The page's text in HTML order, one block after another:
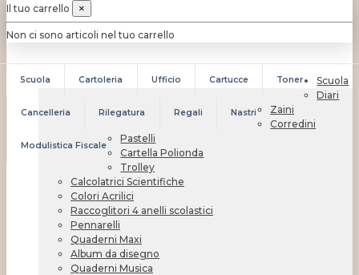
Il tuo carrello
×
Non ci sono articoli nel tuo carrello
Scuola Cartoleria Ufficio Cartucce Toner
Cancelleria Rilegatura Regali Nastri
Modulistica Fiscale
Scuola
Diari
Zaini
Corredini
Pastelli
Cartella Polionda
Trolley
Calcolatrici Scientifiche
Colori Acrilici
Raccoglitori 4 anelli scolastici
Pennarelli
Quaderni Maxi
Album da disegno
Quaderni Musica